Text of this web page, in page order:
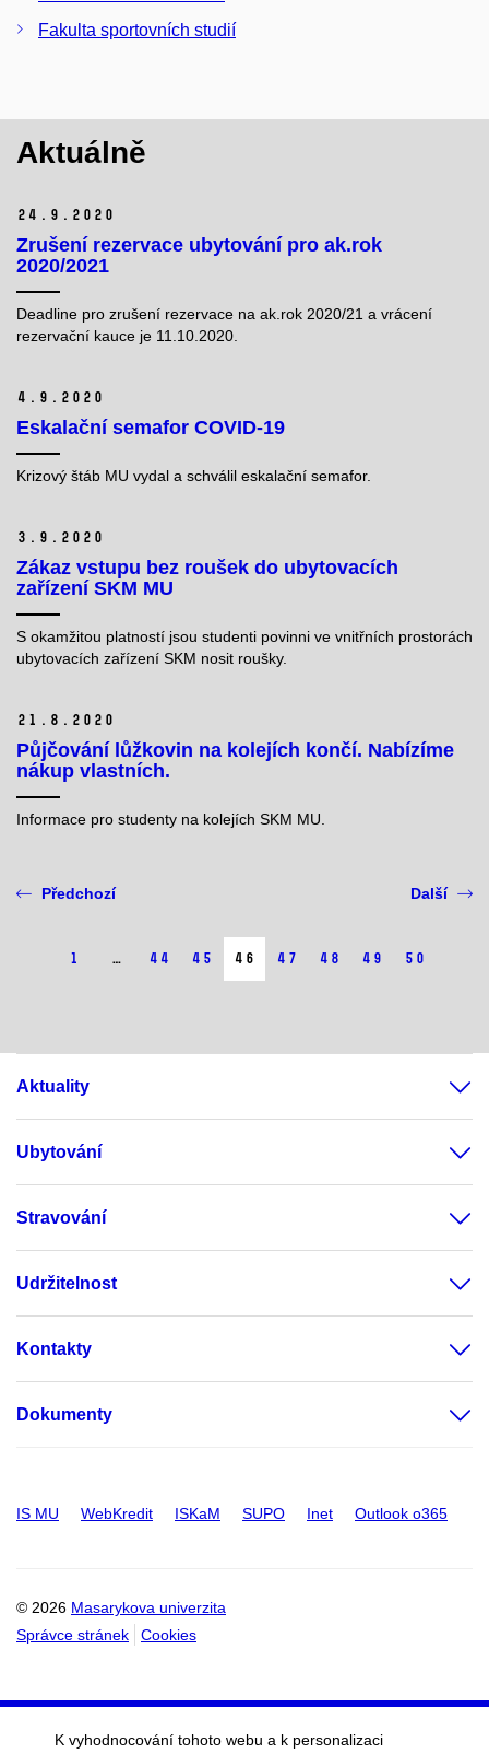
Fakulta sportovních studií
Aktuálně
24. 9. 2020
Zrušení rezervace ubytování pro ak.rok
2020/2021
Deadline pro zrušení rezervace na ak.rok 2020/21 a vrácení
rezervační kauce je 11.10.2020.
4. 9. 2020
Eskalační semafor COVID-19
Krizový štáb MU vydal a schválil eskalační semafor.
3. 9. 2020
Zákaz vstupu bez roušek do ubytovacích
zařízení SKM MU
S okamžitou platností jsou studenti povinni ve vnitřních prostorách
ubytovacích zařízení SKM nosit roušky.
21. 8. 2020
Půjčování lůžkovin na kolejích končí. Nabízíme
nákup vlastních.
Informace pro studenty na kolejích SKM MU.
Předchozí
1 … 44 45 46 47 48 49 50
Další
Aktuality
Ubytování
Stravování
Udržitelnost
Kontakty
Dokumenty
IS MU WebKredit ISKaM SUPO Inet Outlook o365
© 2026 Masarykova univerzita
Správce stránek
Cookies
K vyhodnocování tohoto webu a k personalizaci